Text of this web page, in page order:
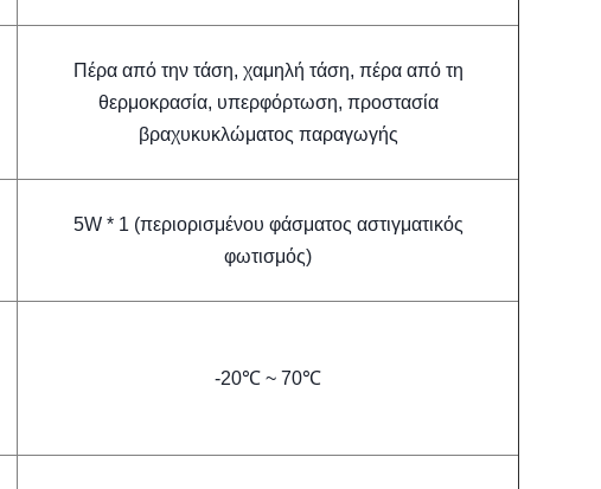
Πέρα από την τάση, χαμηλή τάση, πέρα από τη
θερμοκρασία, υπερφόρτωση, προστασία
βραχυκυκλώματος παραγωγής
5W * 1 (περιορισμένου φάσματος αστιγματικός
φωτισμός)
-20℃ ~ 70℃